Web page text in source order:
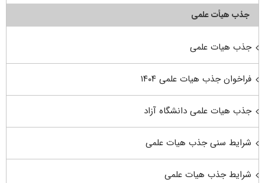
جذب هیأت علمی
جذب هیات علمی
فراخوان جذب هیات علمی ۱۴۰۴
جذب هیات علمی دانشگاه آزاد
شرایط سنی جذب هیات علمی
شرایط جذب هیات علمی